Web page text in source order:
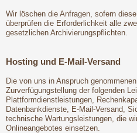
Wir löschen die Anfragen, sofern
überprüfen die Erforderlichkeit alle
gesetzlichen Archivierungspflichten.
Hosting und E-Mail-Versand
Die von uns in Anspruch
Zurverfügungstellung der folgenden
Plattformdienstleistungen,
Datenbankdienste, E-Mail-Versand,
technische Wartungsleistungen, die
Onlineangebotes einsetzen.